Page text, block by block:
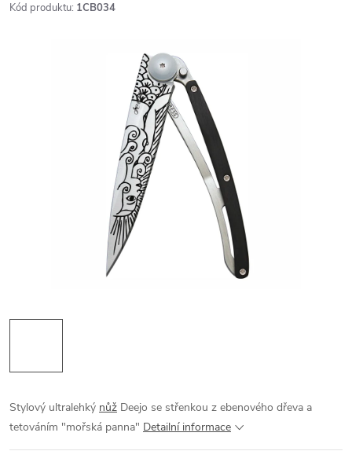
Kód produktu: 1CB034
Stylový ultralehký nůž Deejo se střenkou z ebenového dřeva a
tetováním "mořská panna" Detailní informace